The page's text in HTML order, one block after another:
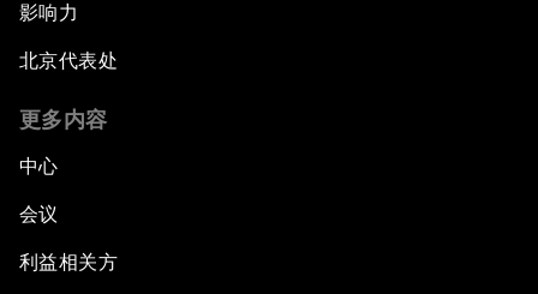
影响力
北京代表处
更多内容
中心
会议
利益相关方